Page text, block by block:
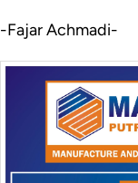
-Fajar Achmadi-